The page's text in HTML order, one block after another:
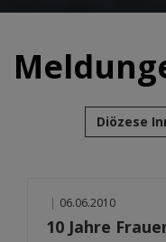
Diözese
| 06.06.2010
10 Jahre